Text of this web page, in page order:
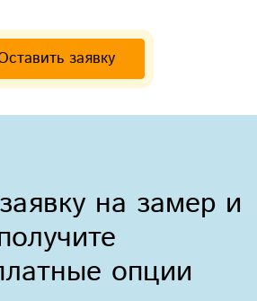
заявку
на замер и
опции